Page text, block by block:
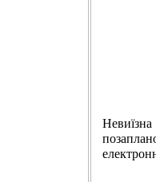
Невиїзна